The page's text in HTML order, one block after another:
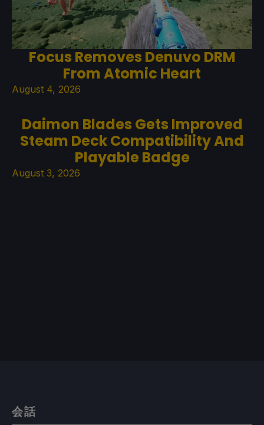
Focus Removes Denuvo DRM
From Atomic Heart
August 4, 2026
Daimon Blades Gets Improved
Steam Deck Compatibility And
Playable Badge
August 3, 2026
会話